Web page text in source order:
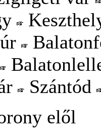
Szántód
elől